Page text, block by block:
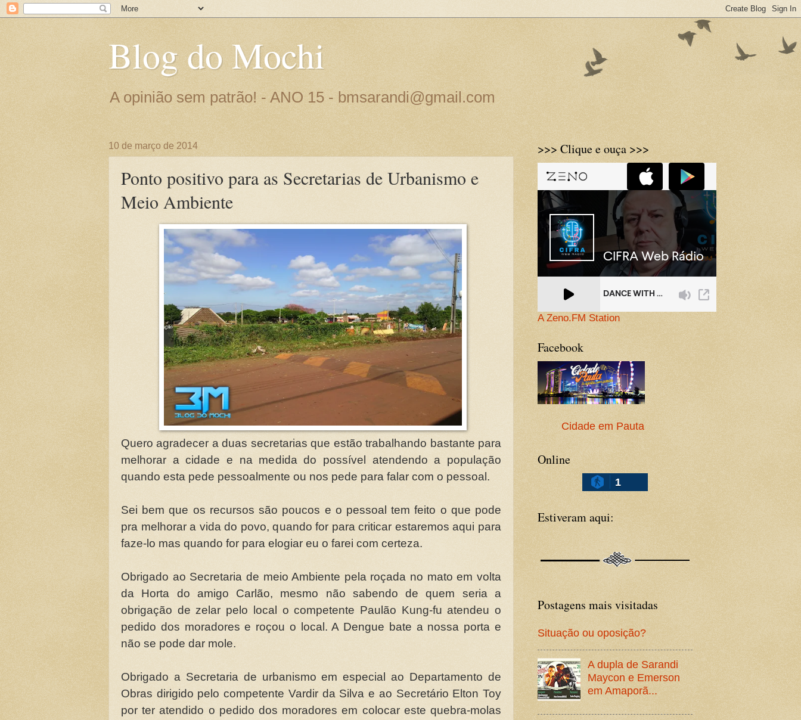
Blog do Mochi
A opinião sem patrão! - ANO 15 - bmsarandi@gmail.com
10 de março de 2014
Ponto positivo para as Secretarias de Urbanismo e
Meio Ambiente
Quero agradecer a duas secretarias que estão trabalhando bastante para
melhorar a cidade e na medida do possível atendendo a população
quando esta pede pessoalmente ou nos pede para falar com o pessoal.
Sei bem que os recursos são poucos e o pessoal tem feito o que pode
pra melhorar a vida do povo, quando for para criticar estaremos aqui para
faze-lo mas quando for para elogiar eu o farei com certeza.
Obrigado ao Secretaria de meio Ambiente pela roçada no mato em volta
da Horta do amigo Carlão, mesmo não sabendo de quem seria a
obrigação de zelar pelo local o competente Paulão Kung-fu atendeu o
pedido dos moradores e roçou o local. A Dengue bate a nossa porta e
não se pode dar mole.
Obrigado a Secretaria de urbanismo em especial ao Departamento de
Obras dirigido pelo competente Vardir da Silva e ao Secretário Elton Toy
por ter atendido o pedido dos moradores em colocar este quebra-molas
>>> Clique e ouça >>>
A Zeno.FM Station
Facebook
Cidade em Pauta
Online
1
Estiveram aqui:
Postagens mais visitadas
Situação ou oposição?
A dupla de Sarandi
Maycon e Emerson
em Amaporã...